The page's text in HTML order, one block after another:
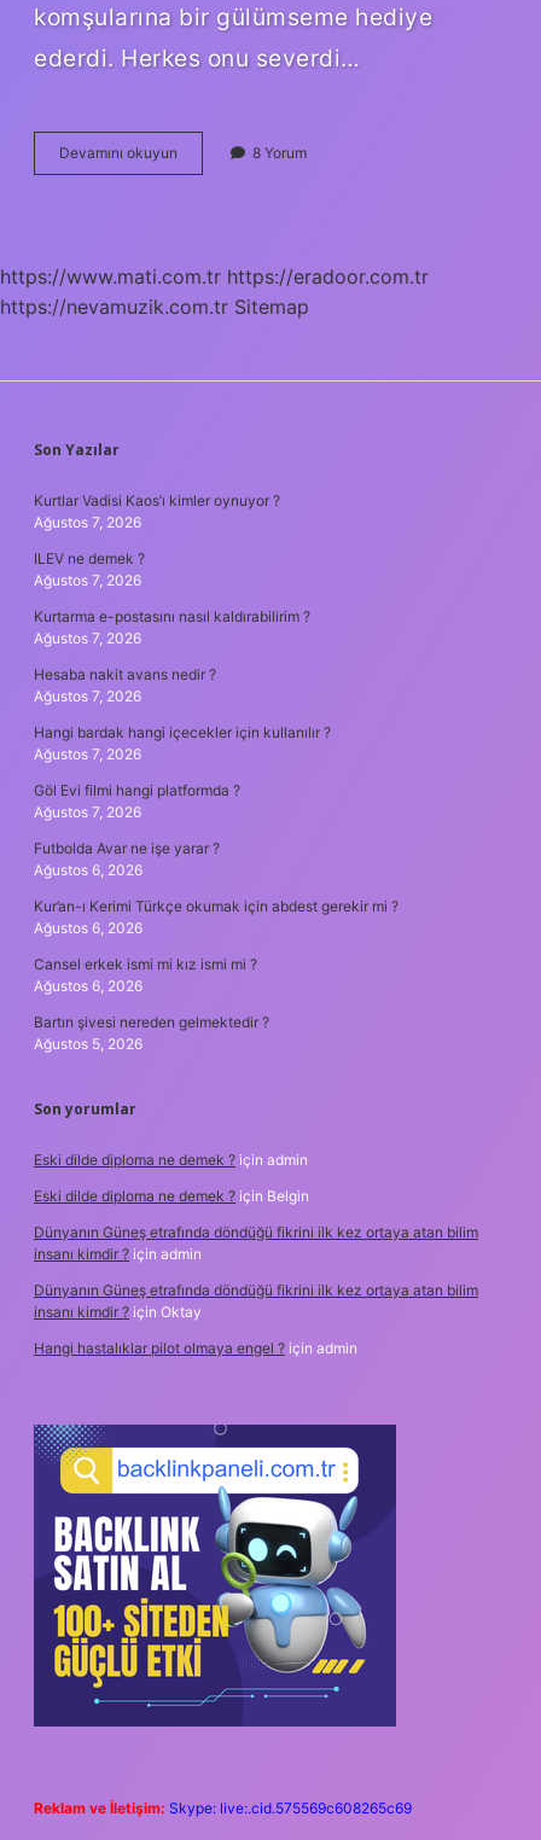
komşularına bir gülümseme hediye
ederdi. Herkes onu severdi…
Devamını okuyun Hamiyet
Arapçada
8 Yorum
https://www.mati.com.tr https://eradoor.com.tr
https://nevamuzik.com.tr Sitemap
SIDEBAR
Son Yazılar
Kurtlar Vadisi Kaos’ı kimler oynuyor ?
Ağustos 7, 2026
ILEV ne demek ?
Ağustos 7, 2026
Kurtarma e-postasını nasıl kaldırabilirim ?
Ağustos 7, 2026
Hesaba nakit avans nedir ?
Ağustos 7, 2026
Hangi bardak hangi içecekler için kullanılır ?
Ağustos 7, 2026
Göl Evi filmi hangi platformda ?
Ağustos 7, 2026
Futbolda Avar ne işe yarar ?
Ağustos 6, 2026
Kur’an-ı Kerimi Türkçe okumak için abdest gerekir mi ?
Ağustos 6, 2026
Cansel erkek ismi mi kız ismi mi ?
Ağustos 6, 2026
Bartın şivesi nereden gelmektedir ?
Ağustos 5, 2026
Son yorumlar
Eski dilde diploma ne demek ? için admin
Eski dilde diploma ne demek ? için Belgin
Dünyanın Güneş etrafında döndüğü fikrini ilk kez ortaya atan bilim
insanı kimdir ? için admin
Dünyanın Güneş etrafında döndüğü fikrini ilk kez ortaya atan bilim
insanı kimdir ? için Oktay
Hangi hastalıklar pilot olmaya engel ? için admin
Reklam ve İletişim: Skype: live:.cid.575569c608265c69